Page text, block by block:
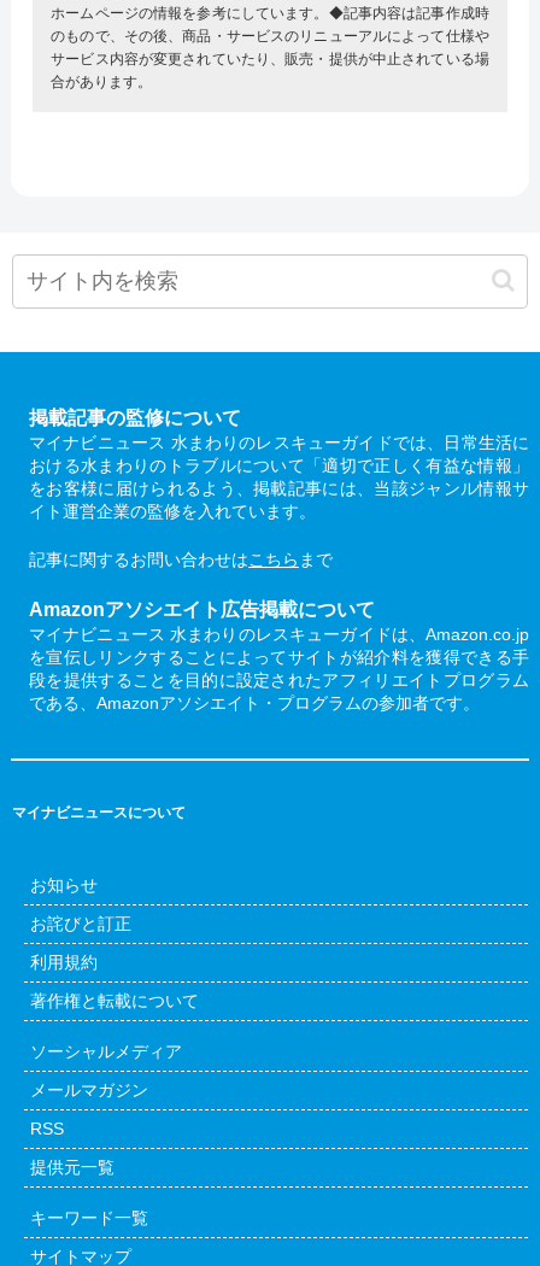
ホームページの情報を参考にしています。◆記事内容は記事作成時
のもので、その後、商品・サービスのリニューアルによって仕様や
サービス内容が変更されていたり、販売・提供が中止されている場
合があります。
掲載記事の監修について
マイナビニュース 水まわりのレスキューガイドでは、日常生活に
おける水まわりのトラブルについて「適切で正しく有益な情報」
をお客様に届けられるよう、掲載記事には、当該ジャンル情報サ
イト運営企業の監修を入れています。
記事に関するお問い合わせはこちら まで
Amazonアソシエイト広告掲載について
マイナビニュース 水まわりのレスキューガイドは、Amazon.co.jp
を宣伝しリンクすることによってサイトが紹介料を獲得できる手
段を提供することを目的に設定されたアフィリエイトプログラム
である、Amazonアソシエイト・プログラムの参加者です。
マイナビニュースについて
お知らせ
お詫びと訂正
利用規約
著作権と転載について
ソーシャルメディア
メールマガジン
RSS
提供元一覧
キーワード一覧
サイトマップ